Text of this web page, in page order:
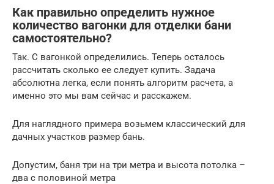
Как правильно определить нужное
количество вагонки для отделки бани
самостоятельно?
Так. С вагонкой определились. Теперь осталось
рассчитать сколько ее следует купить. Задача
абсолютна легка, если понять алгоритм расчета, а
именно это мы вам сейчас и расскажем.
Для наглядного примера возьмем классический для
дачных участков размер бань.
Допустим, баня три на три метра и высота потолка –
два с половиной метра